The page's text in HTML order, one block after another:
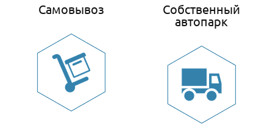
Самовывоз
Собственный
автопарк